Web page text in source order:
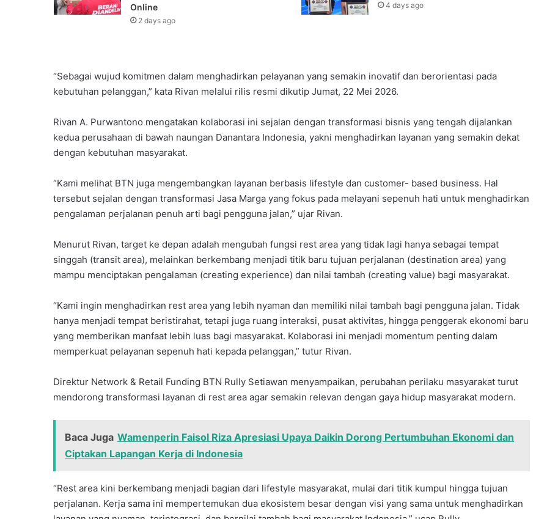
Online
2 days ago
4 days ago
“Sebagai wujud komitmen dalam menghadirkan pelayanan yang semakin inovatif dan berorientasi pada
kebutuhan pelanggan,” kata Rivan melalui rilis resmi dikutip Jumat, 22 Mei 2026.
Rivan A. Purwantono mengatakan kolaborasi ini sejalan dengan transformasi bisnis yang tengah dijalankan
kedua perusahaan di bawah naungan Danantara Indonesia, yakni menghadirkan layanan yang semakin dekat
dengan kebutuhan masyarakat.
“Kami melihat BTN juga mengembangkan layanan berbasis lifestyle dan customer- based business. Hal
tersebut sejalan dengan transformasi Jasa Marga yang fokus pada melayani sepenuh hati untuk menghadirkan
pengalaman perjalanan penuh arti bagi pengguna jalan,” ujar Rivan.
Menurut Rivan, target ke depan adalah mengubah fungsi rest area yang tidak lagi hanya sebagai tempat
singgah (transit area), melainkan berkembang menjadi titik baru tujuan perjalanan (destination area) yang
mampu menciptakan pengalaman (creating experience) dan nilai tambah (creating value) bagi masyarakat.
“Kami ingin menghadirkan rest area yang lebih nyaman dan memiliki nilai tambah bagi pengguna jalan. Tidak
hanya menjadi tempat beristirahat, tetapi juga ruang interaksi, pusat aktivitas, hingga penggerak ekonomi baru
yang memberikan manfaat lebih luas bagi masyarakat. Kolaborasi ini menjadi momentum penting dalam
memperkuat pelayanan sepenuh hati kepada pelanggan,” tutur Rivan.
Direktur Network & Retail Funding BTN Rully Setiawan menyampaikan, perubahan perilaku masyarakat turut
mendorong transformasi layanan di rest area agar semakin relevan dengan gaya hidup masyarakat modern.
Baca Juga Wamenperin Faisol Riza Apresiasi Upaya Daikin Dorong Pertumbuhan Ekonomi dan
Ciptakan Lapangan Kerja di Indonesia
“Rest area kini berkembang menjadi bagian dari lifestyle masyarakat, mulai dari titik kumpul hingga tujuan
perjalanan. Kerja sama ini mempertemukan dua ekosistem besar dengan visi yang sama untuk menghadirkan